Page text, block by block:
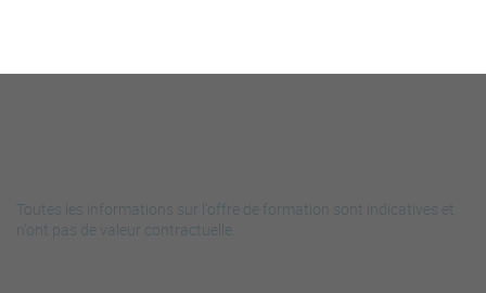
Toutes les informations sur l'offre de formation sont indicatives et
n'ont pas de valeur contractuelle.